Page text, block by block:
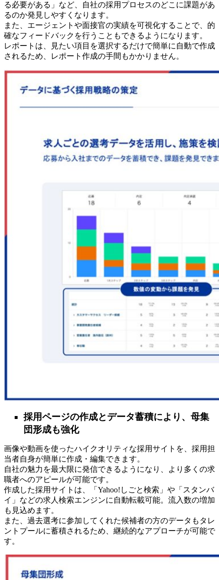
る必要がある」など、自社の採用プロセスのどこに課題があ
るのか発見しやすくなります。
また、エージェントや面接官の実績を可視化することで、的
確なフィードバックを行うこともできるようになります。
レポートは、見たい項目を選択するだけで簡単に自動で作成
されるため、レポート作成の手間もかかりません。
採用ページの作成とデータ蓄積により、母集
団形成も強化
画像や動画を使ったハイクオリティな採用サイトを、採用担
当者自身が簡単に作成・編集できます。
自社の魅力を最大限に発信できるようになり、より多くの求
職者へのアピールが可能です。
作成した採用サイトは、「Yahoo!しごと検索」や「スタンバ
イ」などの求人検索エンジンに自動転載可能。流入数の増加
も見込めます。
また、過去選考に参加してくれた候補者の方のデータもタレ
ントプールに蓄積されるため、継続的なアプローチが可能で
す。